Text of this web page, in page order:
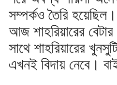
সম্পর্কও তৈরি
আজ শাহরিয়ারের
সাথে শাহরিয়ারের
এখনই বিদায় নেবে।